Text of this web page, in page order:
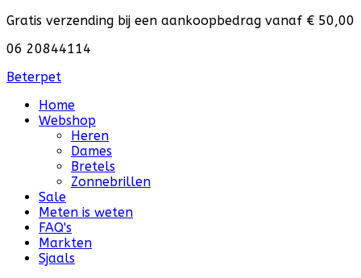
Gratis verzending bij een aankoopbedrag vanaf € 50,00
06 20844114
Beterpet
Home
Webshop
Heren
Dames
Bretels
Zonnebrillen
Sale
Meten is weten
FAQ's
Markten
Sjaals